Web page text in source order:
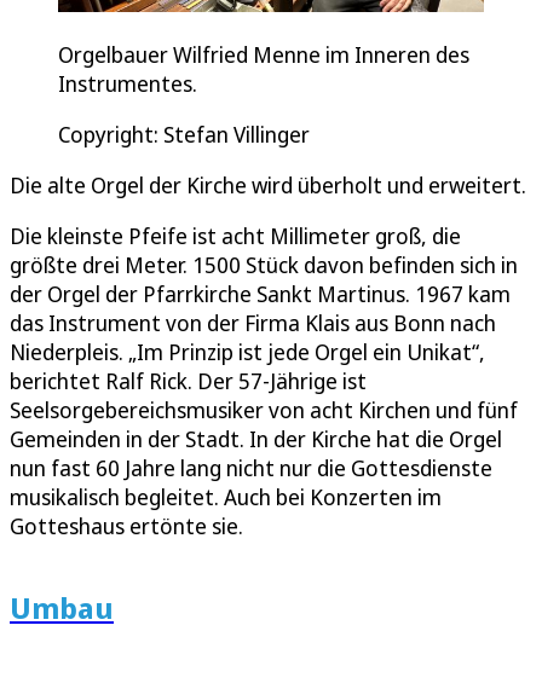
Orgelbauer Wilfried Menne im Inneren des
Instrumentes.
Copyright: Stefan Villinger
Die alte Orgel der Kirche wird überholt und erweitert.
Die kleinste Pfeife ist acht Millimeter groß, die
größte drei Meter. 1500 Stück davon befinden sich in
der Orgel der Pfarrkirche Sankt Martinus. 1967 kam
das Instrument von der Firma Klais aus Bonn nach
Niederpleis. „Im Prinzip ist jede Orgel ein Unikat“,
berichtet Ralf Rick. Der 57-Jährige ist
Seelsorgebereichsmusiker von acht Kirchen und fünf
Gemeinden in der Stadt. In der Kirche hat die Orgel
nun fast 60 Jahre lang nicht nur die Gottesdienste
musikalisch begleitet. Auch bei Konzerten im
Gotteshaus ertönte sie.
Umbau